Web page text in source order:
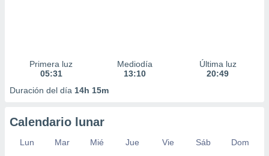
Primera luz
05:31
Mediodía
13:10
Última luz
20:49
Duración del día 14h 15m
Calendario lunar
Lun Mar Mié Jue Vie Sáb
Dom